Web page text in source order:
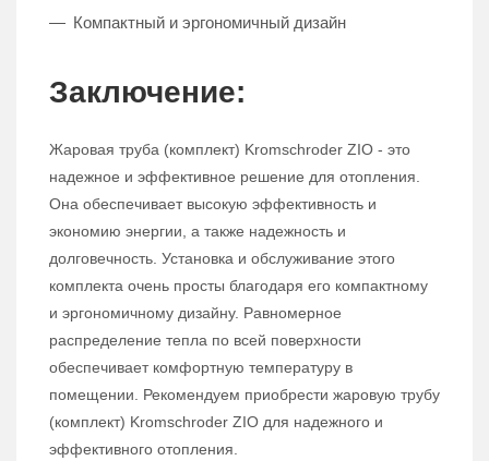
Компактный и эргономичный дизайн
Заключение:
Жаровая труба (комплект) Kromschroder ZIO - это
надежное и эффективное решение для отопления.
Она обеспечивает высокую эффективность и
экономию энергии, а также надежность и
долговечность. Установка и обслуживание этого
комплекта очень просты благодаря его компактному
и эргономичному дизайну. Равномерное
распределение тепла по всей поверхности
обеспечивает комфортную температуру в
помещении. Рекомендуем приобрести жаровую трубу
(комплект) Kromschroder ZIO для надежного и
эффективного отопления.